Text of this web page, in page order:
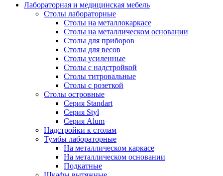
Лабораторная и медицинская мебель
Столы лабораторные
Столы на металлокаркасе
Столы на металлическом основании
Столы для приборов
Столы для весов
Столы усиленные
Столы с надстройкой
Столы титровальные
Столы с розеткой
Столы островные
Серия Standart
Серия Styl
Серия Alum
Надстройки к столам
Тумбы лабораторные
На металлическом каркасе
На металлическом основании
Подкатные